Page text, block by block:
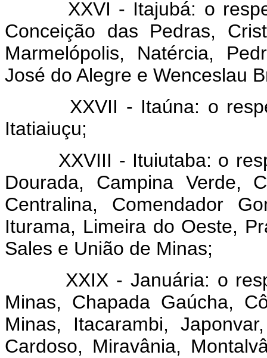
XXVI - Itajubá: o
Conceição das Pedras,
Marmelópolis, Natércia,
José do Alegre e Wenceslau
XXVII - Itaúna: o
Itatiaiuçu;
XXVIII - Ituiutaba: o
Dourada, Campina Verde,
Centralina, Comendador
Iturama, Limeira do Oeste,
Sales e União de Minas;
XXIX - Januária: o
Minas, Chapada Gaúcha,
Minas, Itacarambi,
Cardoso, Miravânia,